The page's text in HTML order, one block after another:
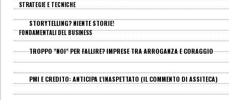
STRATEGIE E TECNICHE
STORYTELLING? NIENTE STORIE!
FONDAMENTALI DEL BUSINESS
TROPPO "NOI" PER FALLIRE? IMPRESE TRA ARROGANZA E CORAGGIO
PMI E CREDITO: ANTICIPA L'INASPETTATO (IL COMMENTO DI ASSITECA)